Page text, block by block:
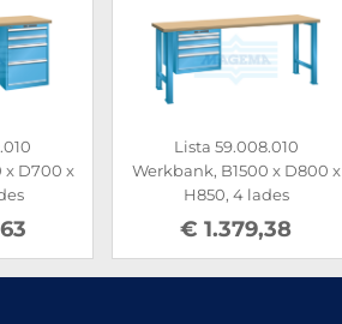
x D700 x
Lista 59.008.010
Werkbank, B1500 x D800 x
H850, 4 lades
€ 1.379,38